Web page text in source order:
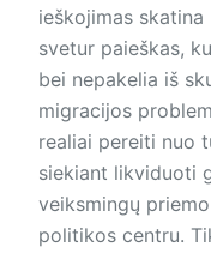
ieškojimas
svetur paieškas,
bei nepakelia iš
migracijos
realiai pereiti nuo
siekiant likviduoti
veiksmingų
politikos centru.